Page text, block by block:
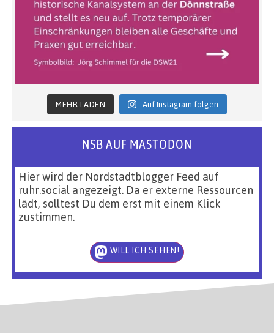
MEHR LADEN Auf Instagram folgen
NSB AUF MASTODON
Hier wird der Nordstadtblogger Feed auf
ruhr.social angezeigt. Da er externe Ressourcen
lädt, solltest Du dem erst mit einem Klick
zustimmen.
WILL ICH SEHEN!